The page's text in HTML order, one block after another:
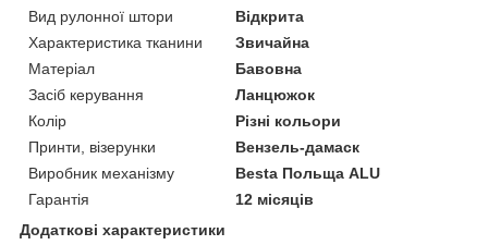
Вид рулонної штори
Відкрита
Характеристика тканини
Звичайна
Матеріал
Бавовна
Засіб керування
Ланцюжок
Колір
Різні кольори
Принти, візерунки
Вензель-дамаск
Виробник механізму
Besta Польща ALU
Гарантія
12 місяців
Додаткові характеристики